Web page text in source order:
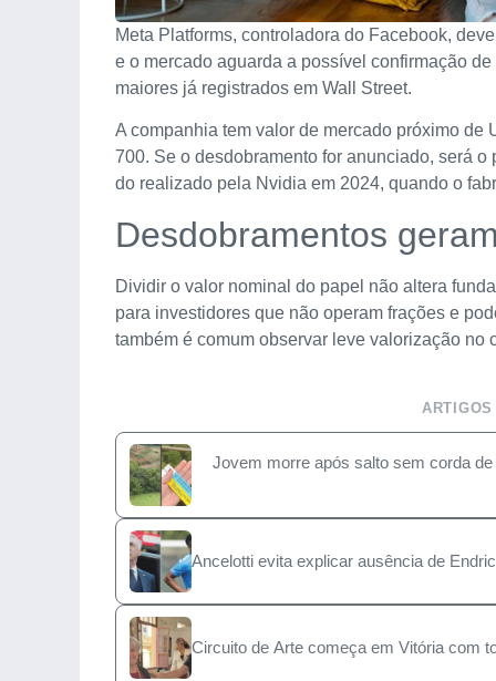
Meta Platforms, controladora do Facebook,
e o mercado aguarda a possível confirmação
maiores já registrados em Wall Street.
A companhia tem valor de mercado próximo
700. Se o desdobramento for anunciado, será
do realizado pela Nvidia em 2024, quando o
Desdobramentos
Dividir o valor nominal do papel não altera
para investidores que não operam frações e
também é comum observar leve valorização no
Jovem morre após salto sem corda
Ancelotti evita explicar ausência de
Circuito de Arte começa em Vitória com